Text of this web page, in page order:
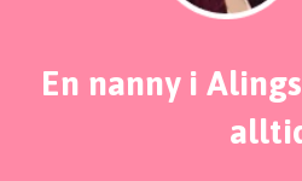
En nanny i